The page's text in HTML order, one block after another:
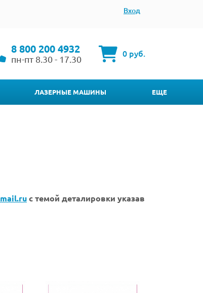
Вход
8 800 200 4932
пн-пт 8.30 - 17.30
0 руб.
ЛАЗЕРНЫЕ МАШИНЫ ЕЩЕ
с темой деталировки указав